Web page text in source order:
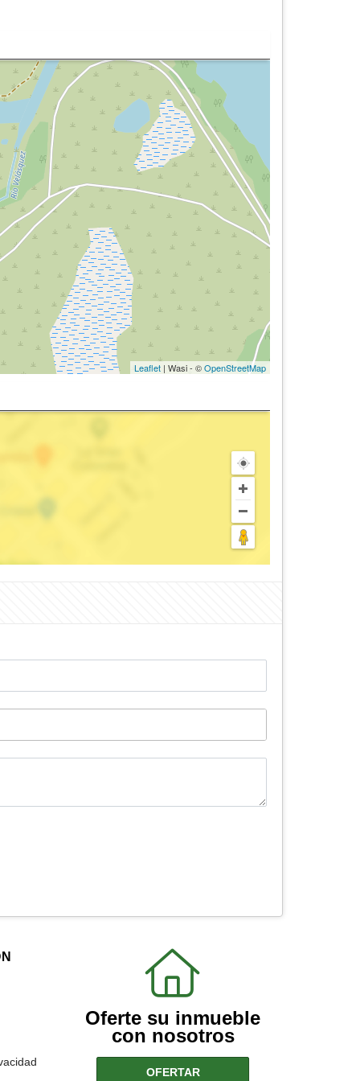
Leaflet | Wasi - ©OpenStreetMap
Oferte su inmueble
con nosotros
OFERTAR